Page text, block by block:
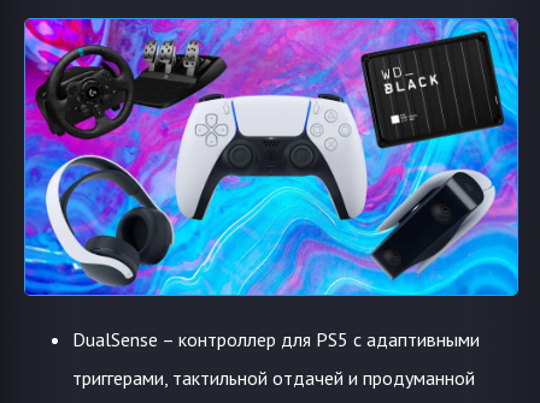
DualSense – контроллер для PS5 с адаптивными
триггерами, тактильной отдачей и продуманной